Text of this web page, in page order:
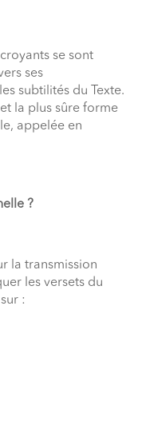
se sont
ses
subtilités du Texte.
la plus sûre forme
appelée en
?
la transmission
les versets du
: